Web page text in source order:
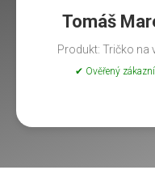
Tomáš
Produkt: Tričko na
✔ Ověřený